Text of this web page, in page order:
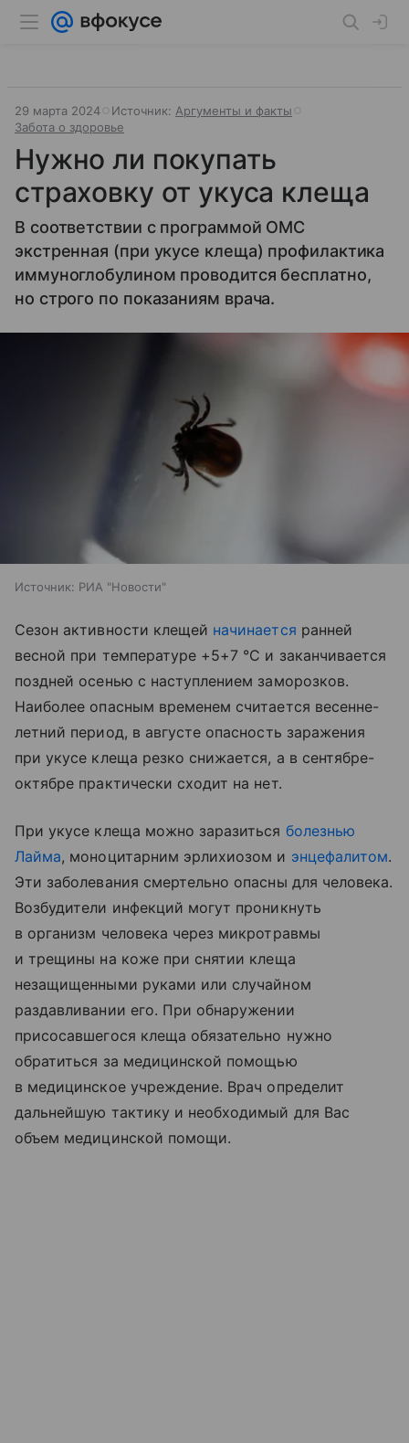
29 марта 2024 Источник: Аргументы и факты
Забота о здоровье
Нужно ли покупать
страховку от укуса клеща
В соответствии с программой ОМС
экстренная (при укусе клеща) профилактика
иммуноглобулином проводится бесплатно,
но строго по показаниям врача.
Источник: РИА "Новости"
Сезон активности клещей начинается ранней
весной при температуре +5+7 °C и заканчивается
поздней осенью с наступлением заморозков.
Наиболее опасным временем считается весенне-
летний период, в августе опасность заражения
при укусе клеща резко снижается, а в сентябре-
октябре практически сходит на нет.
При укусе клеща можно заразиться болезнью
Лайма, моноцитарним эрлихиозом и энцефалитом.
Эти заболевания смертельно опасны для человека.
Возбудители инфекций могут проникнуть
в организм человека через микротравмы
и трещины на коже при снятии клеща
незащищенными руками или случайном
раздавливании его. При обнаружении
присосавшегося клеща обязательно нужно
обратиться за медицинской помощью
в медицинское учреждение. Врач определит
дальнейшую тактику и необходимый для Вас
объем медицинской помощи.